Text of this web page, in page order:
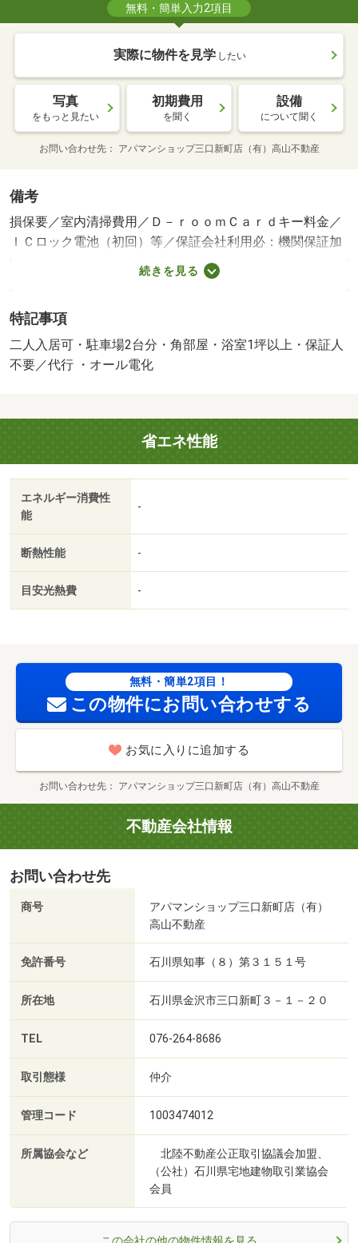
無料・簡単入力2項目
実際に物件を見学 したい
写真
をもっと見たい
初期費用
を聞く
設備
について聞く
お問い合わせ先 アパマンショップ三口新町店（有）高山不動産
備考
損保要／室内清掃費用／Ｄ－ｒｏｏｍＣａｒｄキー料金／
ＩＣロック電池（初回）等／保証会社利用必：機関保証加
入必須。初回保証料３５０００円、月額保証料賃料等総額
の１％＋８００円／月（その他商品あり）／二人入居可／
意・過失等別途実費］ルームクリーニング料金にエアコン
クリーニング費用を含みます。 保証会社：株式会社イン
トラスト／バストイレ別／バルコニー／エアコン／クロゼ
ックス／システムキッチン／追焚機能浴室／角住戸／温水
洗浄便座／脱衣所／洗面所独立／洗面化粧台／２口コンロ
／駐輪場／宅配ボックス／ＢＳ・ＣＳ／敷金不要／３口以
上コンロ／対面式キッチン／防犯カメラ／ＩＨクッキング
ヒーター／照明付／グリル付／保証人不要／駐車２台可／
二人入居相談／オール電化／カードキー／全居室フローリ
トランクルーム／複層ガラス／平坦地／浴室１坪以上／前
面棟無／敷地内ごみ置き場／駐車並列２台／平面駐車場／
セキュリティ会社加入済／ＬＤＫ１２畳以上／食品庫／洗
付／北町児童公園（公園）まで５６ｍ／北町児童公園（そ
の他）まで５６ｍ／金沢西病院（病院）まで２３７ｍ／長
田中学校（中学校）まで２４９ｍ／マックスバリュ金沢駅
西本町店（スーパー）まで４１０ｍ／北町（その他）まで
４１６ｍ/賃貸戸数:9戸
続きを見る
特記事項
二人入居可・駐車場2台分・角部屋・浴室1坪以上・保証人
不要／代行 ・オール電化
省エネ性能
エネルギー消費性
能
-
断熱性能 -
目安光熱費 -
無料・簡単2項目！
この物件にお問い合わせする
お気に入りに追加する
お問い合わせ先 アパマンショップ三口新町店（有）高山不動産
不動産会社情報
お問い合わせ先
商号
アパマンショップ三口新町店（有）
高山不動産
免許番号 石川県知事（８）第３１５１号
所在地 石川県金沢市三口新町３－１－２０
TEL 076-264-8686
取引態様 仲介
管理コード 1003474012
所属協会など
北陸不動産公正取引協議会加盟、
（公社）石川県宅地建物取引業協会
会員